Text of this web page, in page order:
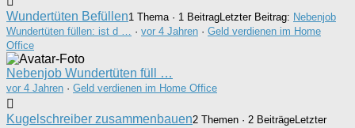
Wundertüten Befüllen1 Thema · 1 BeitragLetzter Beitrag: Nebenjob
Wundertüten füllen: ist d …
· vor 4 Jahren · Geld verdienen im Home
Office
Nebenjob Wundertüten füll …
vor 4 Jahren · Geld verdienen im Home Office
Kugelschreiber zusammenbauen2 Themen · 2 BeiträgeLetzter